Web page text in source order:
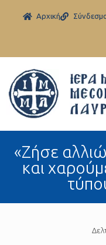
Aρχική
«Ζήσε
και